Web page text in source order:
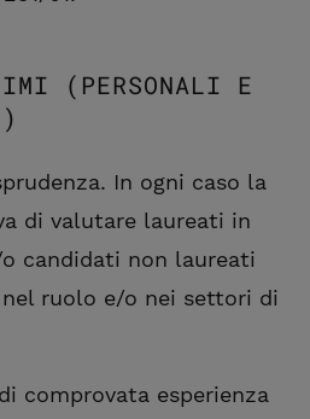
(PERSONALI E
In ogni caso la
di valutare laureati in
candidati non laureati
nel ruolo e/o nei settori di
comprovata esperienza